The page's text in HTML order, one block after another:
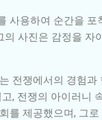
용하여 순간을
사진은 감정을
전쟁에서의 경험
, 전쟁의 아이러니
제공했으며, 그